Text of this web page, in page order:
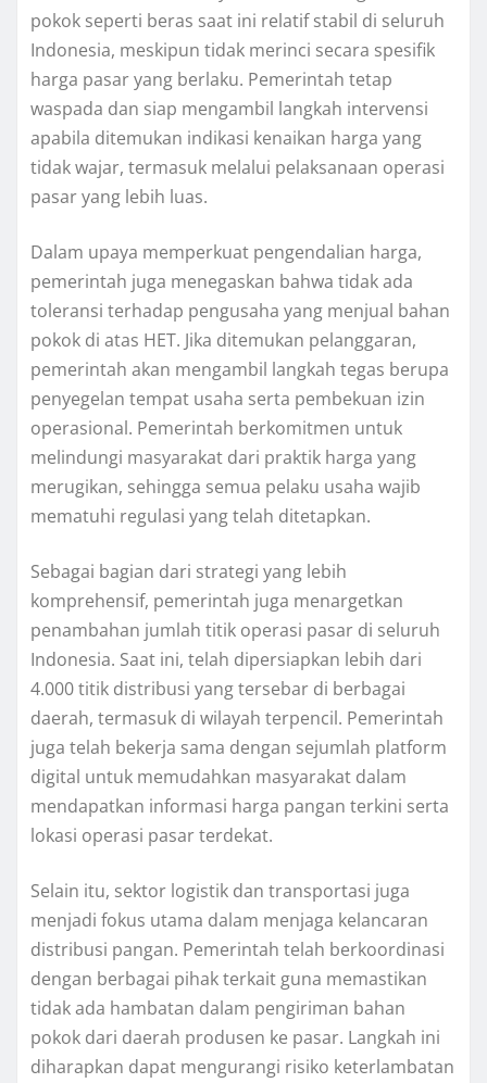
pokok seperti beras saat ini relatif stabil di seluruh
Indonesia, meskipun tidak merinci secara spesifik
harga pasar yang berlaku. Pemerintah tetap
waspada dan siap mengambil langkah intervensi
apabila ditemukan indikasi kenaikan harga yang
tidak wajar, termasuk melalui pelaksanaan operasi
pasar yang lebih luas.
Dalam upaya memperkuat pengendalian harga,
pemerintah juga menegaskan bahwa tidak ada
toleransi terhadap pengusaha yang menjual bahan
pokok di atas HET. Jika ditemukan pelanggaran,
pemerintah akan mengambil langkah tegas berupa
penyegelan tempat usaha serta pembekuan izin
operasional. Pemerintah berkomitmen untuk
melindungi masyarakat dari praktik harga yang
merugikan, sehingga semua pelaku usaha wajib
mematuhi regulasi yang telah ditetapkan.
Sebagai bagian dari strategi yang lebih
komprehensif, pemerintah juga menargetkan
penambahan jumlah titik operasi pasar di seluruh
Indonesia. Saat ini, telah dipersiapkan lebih dari
4.000 titik distribusi yang tersebar di berbagai
daerah, termasuk di wilayah terpencil. Pemerintah
juga telah bekerja sama dengan sejumlah platform
digital untuk memudahkan masyarakat dalam
mendapatkan informasi harga pangan terkini serta
lokasi operasi pasar terdekat.
Selain itu, sektor logistik dan transportasi juga
menjadi fokus utama dalam menjaga kelancaran
distribusi pangan. Pemerintah telah berkoordinasi
dengan berbagai pihak terkait guna memastikan
tidak ada hambatan dalam pengiriman bahan
pokok dari daerah produsen ke pasar. Langkah ini
diharapkan dapat mengurangi risiko keterlambatan